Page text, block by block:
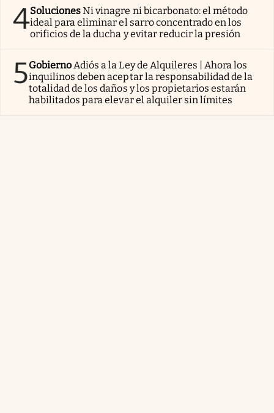
4SolucionesNi vinagre ni bicarbonato: el método
ideal para eliminar el sarro concentrado en los
orificios de la ducha y evitar reducir la presión
5GobiernoAdiós a la Ley de Alquileres | Ahora los
inquilinos deben aceptar la responsabilidad de la
totalidad de los daños y los propietarios estarán
habilitados para elevar el alquiler sin límites